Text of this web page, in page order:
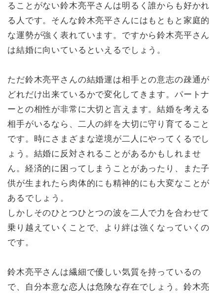
ることがない鈴木亮平さんは明るく誰からも好かれ
る人です。そんな鈴木亮平さんにはもともと家庭的
な運勢が強く表れています。ですから鈴木亮平さん
は結婚に向いているといえるでしょう。
ただ鈴木亮平さんの結婚運は相手との意志の疎通が
どれだけ出来ているかで変化してきます。パートナ
ーとの相性が非常に大切と言えます。結婚を考える
相手がいるなら、二人の絆を大切に守り育てること
です。時にさまざまな逆境が二人にやってくるでし
ょう。結婚に反対されることがあるかもしれませ
ん。経済的に困ってしまうことがあったり、また子
供が生まれたら肉体的にも精神的にも大変なことが
あるでしょう。
しかしそのひとつひとつの波を二人で力を合わせて
乗り越えていくことで、より絆は強くなっていくの
です。
鈴木亮平さんは繊細で優しい気質を持っているの
で、自分本意な恋人は危険な存在でしょう。鈴木亮